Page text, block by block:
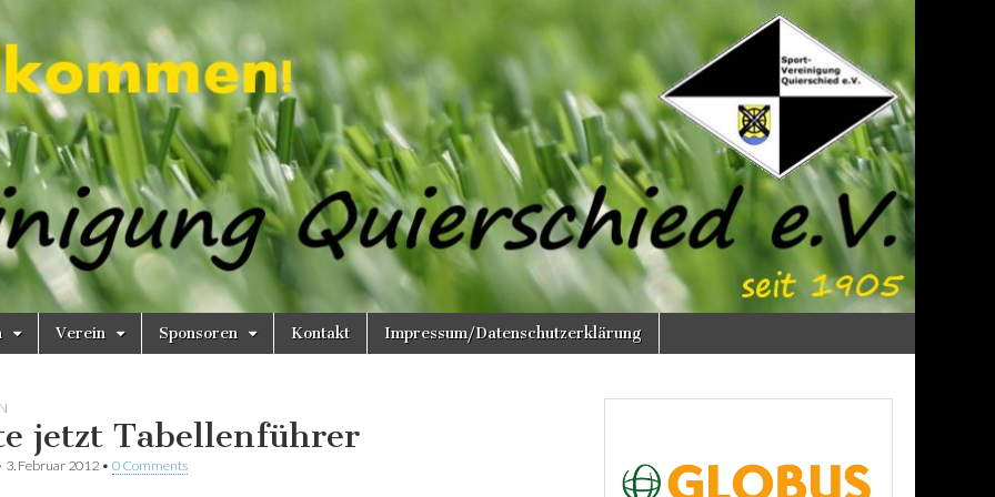
Verein Sponsoren Kontakt Impressum/Datenschutzerklärung
jetzt Tabellenführer
3. Februar 2012 • 0 Comments